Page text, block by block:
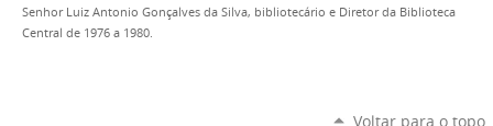
Senhor Luiz Antonio Gonçalves da Silva, bibliotecário e Diretor da Biblioteca
Central de 1976 a 1980.
Voltar para o topo